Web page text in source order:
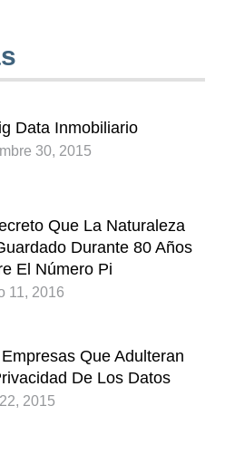
Data Inmobiliario
30, 2015
Que La Naturaleza
Durante 80 Años
El Número Pi
11, 2016
Que Adulteran
De Los Datos
2015